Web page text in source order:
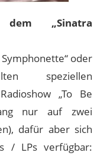
dem „Sinatra
oder
speziellen
„To Be
nur auf zwei
dafür aber sich
/ LPs verfügbar: